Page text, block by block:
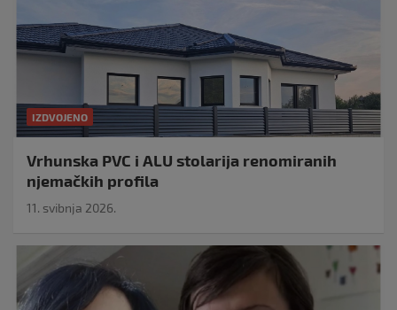
IZDVOJENO
Vrhunska PVC i ALU stolarija renomiranih
njemačkih profila
11. svibnja 2026.